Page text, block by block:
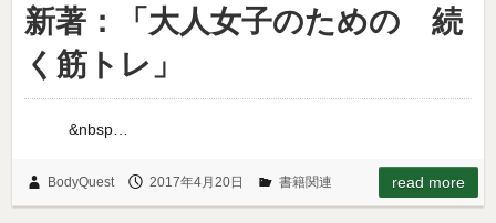
新著：「大人女子のための 続
く筋トレ」
&nbsp…
BodyQuest 2017年4月20日 書籍関連 read more